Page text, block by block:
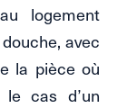
logement
avec
la pièce où
cas d’un